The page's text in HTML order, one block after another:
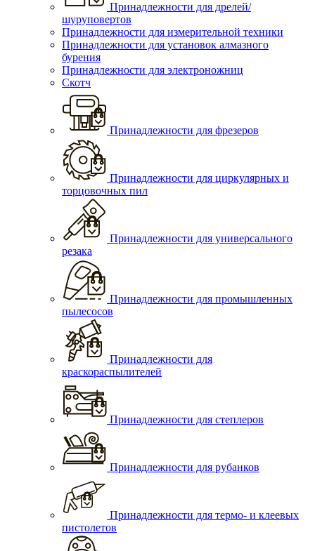
Принадлежности для дрелей/
шуруповертов
Принадлежности для измерительной техники
Принадлежности для установок алмазного
бурения
Принадлежности для электроножниц
Скотч
Принадлежности для фрезеров
Принадлежности для циркулярных и
торцовочных пил
Принадлежности для универсального
резака
Принадлежности для промышленных
пылесосов
Принадлежности для
краскораспылителей
Принадлежности для степлеров
Принадлежности для рубанков
Принадлежности для термо- и клеевых
пистолетов